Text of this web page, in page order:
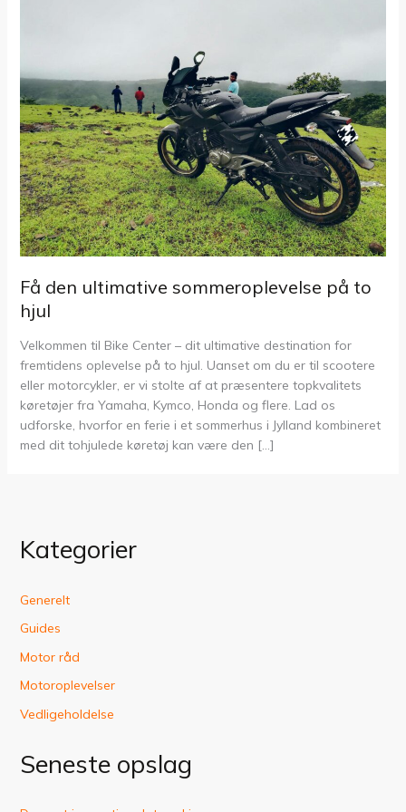
Få den ultimative sommeroplevelse på to
hjul
Velkommen til Bike Center – dit ultimative destination for
fremtidens oplevelse på to hjul. Uanset om du er til scootere
eller motorcykler, er vi stolte af at præsentere topkvalitets
køretøjer fra Yamaha, Kymco, Honda og flere. Lad os
udforske, hvorfor en ferie i et sommerhus i Jylland kombineret
med dit tohjulede køretøj kan være den […]
Kategorier
Generelt
Guides
Motor råd
Motoroplevelser
Vedligeholdelse
Seneste opslag